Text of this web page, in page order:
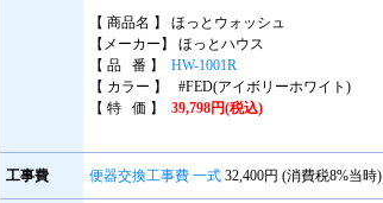
【 商品名 】 ほっとウォッシュ
【メーカー】 ほっとハウス
【 品 番 】 HW-1001R
【 カラー 】 #FED(アイボリーホワイト)
【 特 価 】 39,798円(税込)
工事費 便器交換工事費 一式 32,400円 (消費税8%当時)